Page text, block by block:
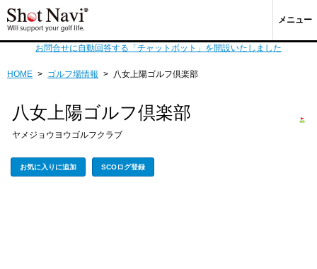
メニュー
お問合せに自動回答する「チャットボット」を開設いたしました
HOME > ゴルフ場情報 > 八女上陽ゴルフ倶楽部
八女上陽ゴルフ倶楽部
ヤメジョウヨウゴルフクラブ
お気に入りに追加 SCOログ登録